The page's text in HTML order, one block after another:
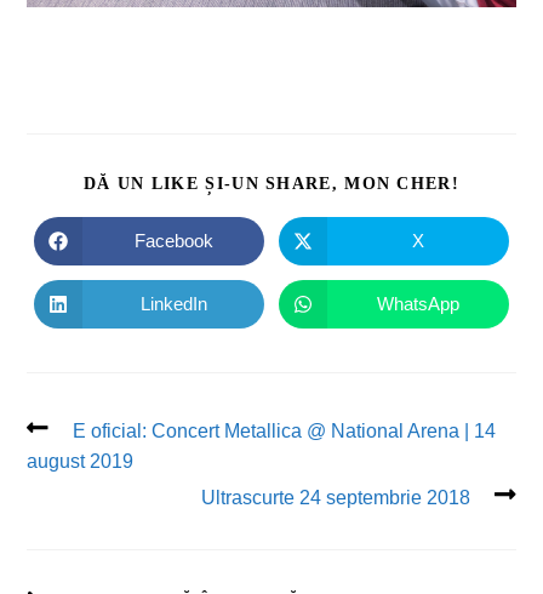
DĂ UN LIKE ȘI-UN SHARE, MON CHER!
Facebook X
LinkedIn WhatsApp
E oficial: Concert Metallica @ National Arena | 14
august 2019
Ultrascurte 24 septembrie 2018